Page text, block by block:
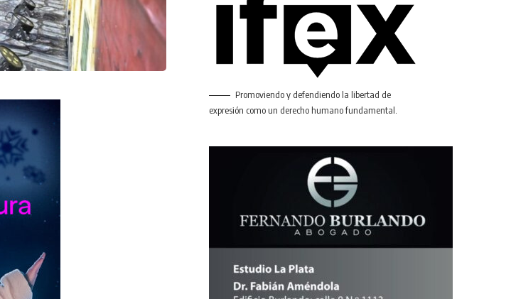
Promoviendo y defendiendo la libertad de
expresión como un derecho humano fundamental.